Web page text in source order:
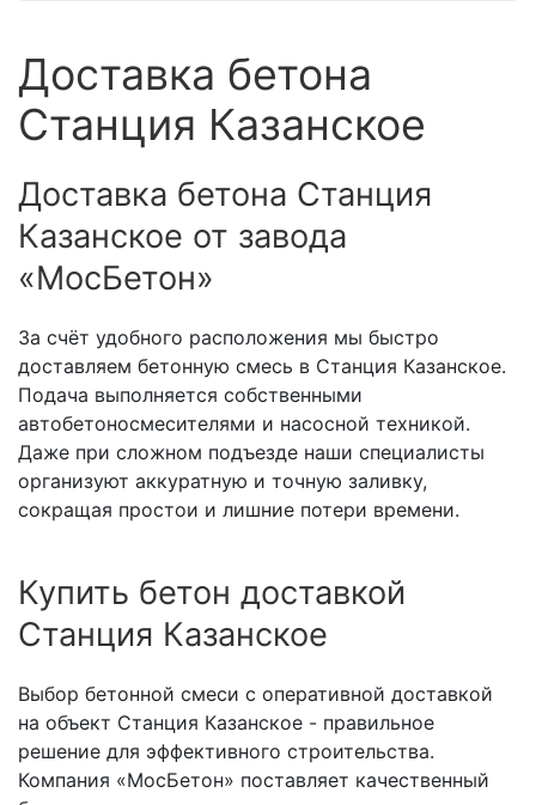
Доставка бетона
Станция Казанское
Доставка бетона Станция
Казанское от завода
«МосБетон»
За счёт удобного расположения мы быстро
доставляем бетонную смесь в Станция Казанское.
Подача выполняется собственными
автобетоносмесителями и насосной техникой.
Даже при сложном подъезде наши специалисты
организуют аккуратную и точную заливку,
сокращая простои и лишние потери времени.
Купить бетон доставкой
Станция Казанское
Выбор бетонной смеси с оперативной доставкой
на объект Станция Казанское - правильное
решение для эффективного строительства.
Компания «МосБетон» поставляет качественный